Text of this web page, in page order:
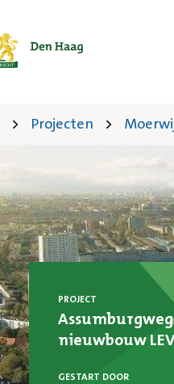
Projecten
PROJECT
nieuwbouw
GESTART DOOR